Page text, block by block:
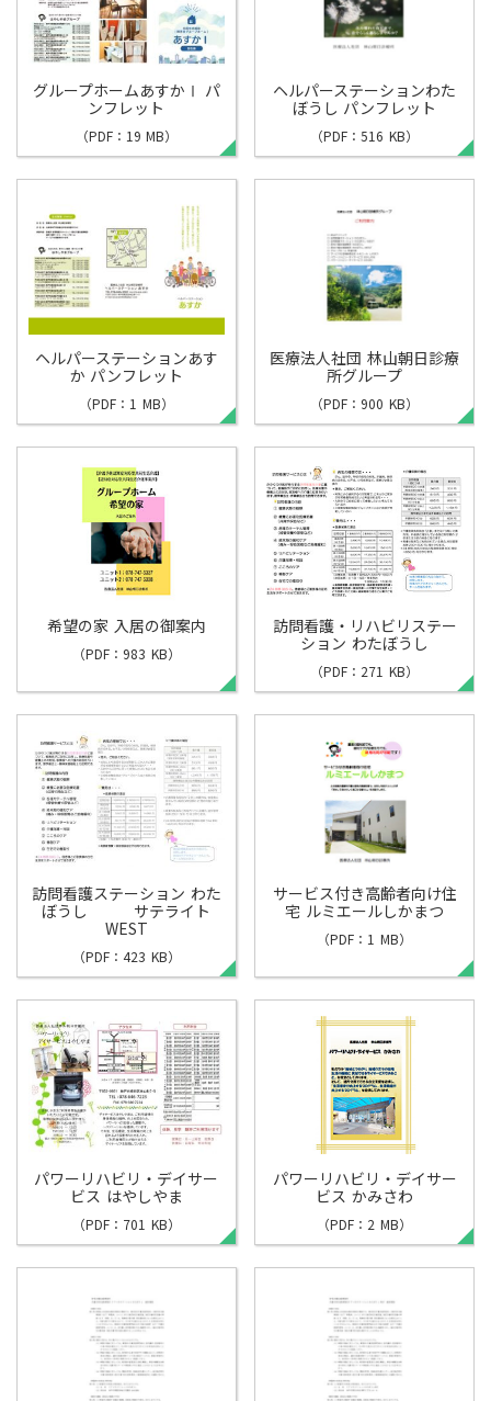
グループホームあすかⅠ パ
ンフレット
（PDF：19 MB）
ヘルパーステーションわた
ぼうし パンフレット
（PDF：516 KB）
ヘルパーステーションあす
か パンフレット
（PDF：1 MB）
医療法人社団 林山朝日診療
所グループ
（PDF：900 KB）
希望の家 入居の御案内
（PDF：983 KB）
訪問看護・リハビリステー
ション わたぼうし
（PDF：271 KB）
訪問看護ステーション わた
ぼうし サテライト
WEST
（PDF：423 KB）
サービス付き高齢者向け住
宅 ルミエールしかまつ
（PDF：1 MB）
パワーリハビリ・デイサー
ビス はやしやま
（PDF：701 KB）
パワーリハビリ・デイサー
ビス かみさわ
（PDF：2 MB）